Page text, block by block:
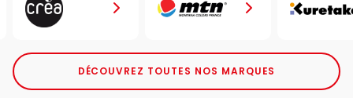
DÉCOUVREZ TOUTES NOS MARQUES